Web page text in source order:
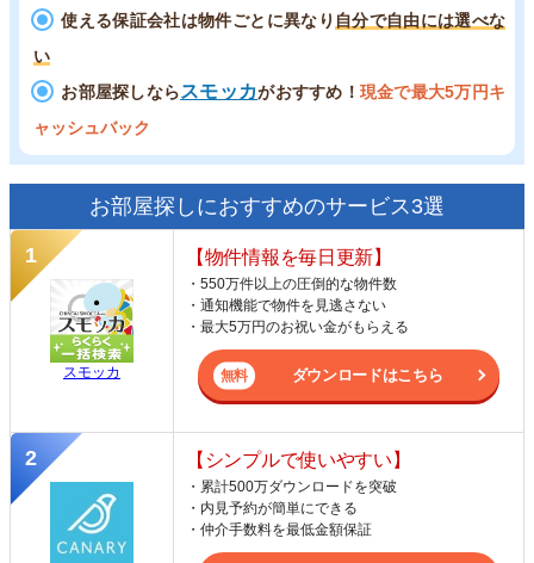
使える保証会社は物件ごとに異なり 自分で自由には選べな
い
お部屋探しならスモッカがおすすめ！ 現金で最大5万円キ
ャッシュバック
お部屋探しにおすすめのサービス3選
スモッカ
【物件情報を毎日更新】
・550万件以上の圧倒的な物件数
・通知機能で物件を見逃さない
・最大5万円のお祝い金がもらえる
ダウンロードはこちら
【シンプルで使いやすい】
・累計500万ダウンロードを突破
・内見予約が簡単にできる
・仲介手数料を最低金額保証